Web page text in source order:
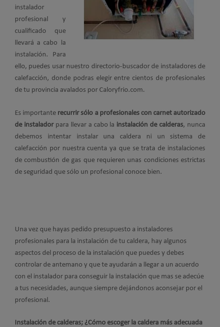
instalador
profesional y
cualificado que
llevará a cabo la
instalación. Para
ello, puedes usar nuestro directorio-buscador de instaladores de
calefacción, donde podras elegir entre cientos de profesionales
de tu provincia avalados por Caloryfrio.com.
Es importante recurrir sólo a profesionales con carnet autorizado
de instaladorpara llevar a cabo la instalación de calderas, nunca
debemos intentar instalar una caldera ni un sistema de
calefacción por nuestra cuenta ya que se trata de instalaciones
de combustión de gas que requieren unas condiciones estrictas
de seguridad que sólo un profesional conoce bien.
Una vez que hayas pedido presupuesto a instaladores
profesionales para la instalación de tu caldera, hay algunos
aspectos del proceso de la instalación que puedes y debes
controlar de antemano y que te ayudarán a llegar a un acuerdo
con el instalador para conseguir la instalación que mas se adecúe
a tus necesidades, aunque siempre dejándonos aconsejar por el
profesional.
Instalación de calderas; ¿Cómo escoger la caldera más adecuada